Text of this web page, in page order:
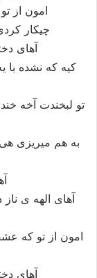
امون از
چیکار
آهای
کیه که نشده با
تو لبخندت آخه
به هم میریزی هی
آهای الهه ی
امون از تو که
آهای